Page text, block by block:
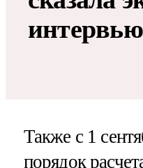
Также с 1
порядок